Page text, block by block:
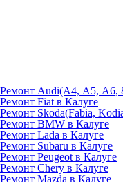
Ремонт Audi(А4, A5, А6,
Ремонт Fiat в Калуге
Ремонт Skoda(Fabia,
Ремонт BMW в Калуге
Ремонт Lada в Калуге
Ремонт Subaru в Калуге
Ремонт Peugeot в Калуге
Ремонт Chery в Калуге
Ремонт Mazda в Калуге